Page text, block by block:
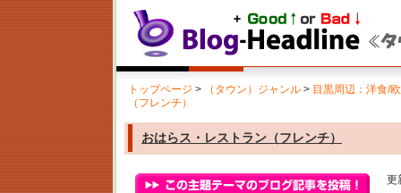
トップページ > （タウン）ジャンル > 目黒周辺：洋食/
（フレンチ）
おはらス・レストラン（フレンチ）
更